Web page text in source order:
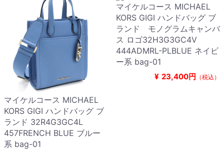
マイケルコース MICHAEL
KORS GIGI ハンドバッグ ブ
ランド 32R4G3GC4L
457FRENCH BLUE ブルー
系 bag-01
マイケルコース MICHAEL
KORS GIGI ハンドバッグ ブ
ランド モノグラムキャンバ
ス ロゴ32H3G3GC4V
444ADMRL-PLBLUE ネイビ
ー系 bag-01
¥ 23,400円 （税込）